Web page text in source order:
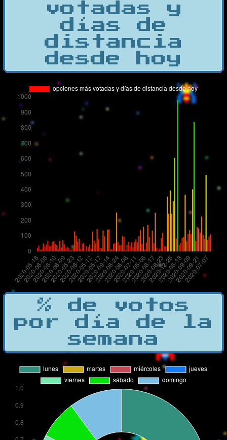
votadas y
días de
distancia
desde hoy
% de votos
por día de la
semana